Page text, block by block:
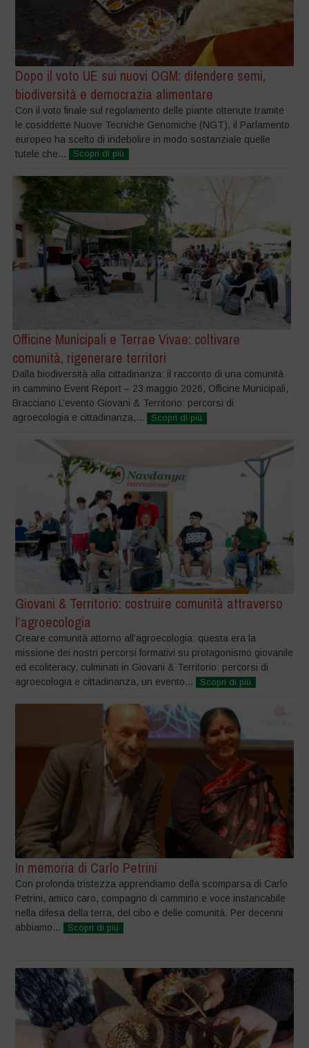
Dopo il voto UE sui nuovi OGM: difendere semi,
biodiversità e democrazia alimentare
Con il voto finale sul regolamento delle piante ottenute tramite
le cosiddette Nuove Tecniche Genomiche (NGT), il Parlamento
europeo ha scelto di indebolire in modo sostanziale quelle
tutele che...
Scopri di più
Officine Municipali e Terrae Vivae: coltivare
comunità, rigenerare territori
Dalla biodiversità alla cittadinanza: il racconto di una comunità
in cammino Event Report – 23 maggio 2026, Officine Municipali,
Bracciano L’evento Giovani & Territorio: percorsi di
agroecologia e cittadinanza,...
Scopri di più
Giovani & Territorio: costruire comunità attraverso
l’agroecologia
Creare comunità attorno all’agroecologia: questa era la
missione dei nostri percorsi formativi su protagonismo giovanile
ed ecoliteracy, culminati in Giovani & Territorio: percorsi di
agroecologia e cittadinanza, un evento...
Scopri di più
In memoria di Carlo Petrini
Con profonda tristezza apprendiamo della scomparsa di Carlo
Petrini, amico caro, compagno di cammino e voce instancabile
nella difesa della terra, del cibo e delle comunità. Per decenni
abbiamo...
Scopri di più